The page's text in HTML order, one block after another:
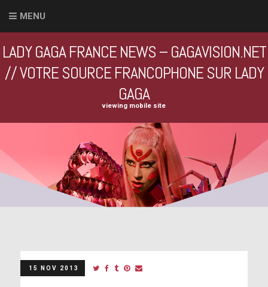
MENU
LADY GAGA FRANCE NEWS – GAGAVISION.NET
// VOTRE SOURCE FRANCOPHONE SUR LADY
GAGA
viewing mobile site
15 NOV 2013